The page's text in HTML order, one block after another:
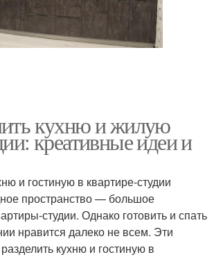
кухню и жилую
креативные идеи и
и гостиную в квартире-студии
пространство — большое
студии. Однако готовить и спать
нравится далеко не всем. Эти
кухню и гостиную в